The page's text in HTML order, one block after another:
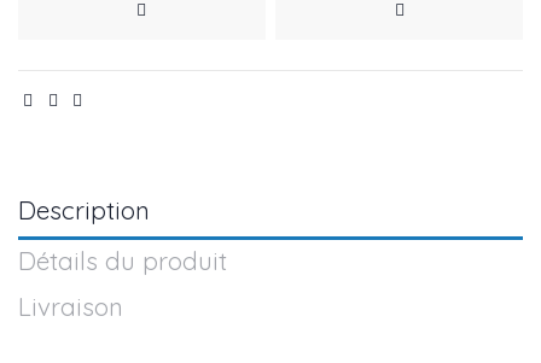
Description
Détails du produit
Livraison